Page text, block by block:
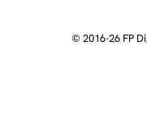
© 2016-26 FP